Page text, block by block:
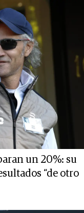
un 20%: su
“de otro